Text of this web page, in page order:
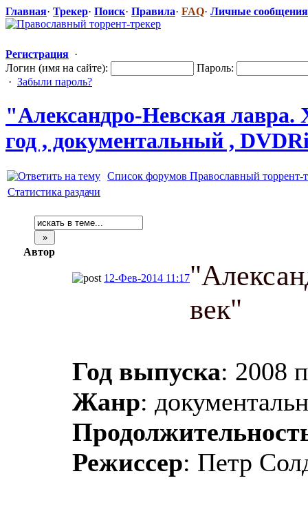
Главная· Трекер· Поиск· Правила· FAQ· Личные сообщения
Регистрация ·
Логин (имя на сайте):
Пароль:
· Забыли пароль?
"Алексан​дро-Невская лавра.
год , документальн​ый ,
Список форумов Православный торрент-
Статистика раздачи
Автор
12-Фев-2014 11:17
век"
Год выпуска: 2008
Жанр:
Режиссер: Петр